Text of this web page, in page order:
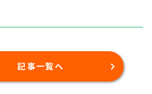
記事一覧へ